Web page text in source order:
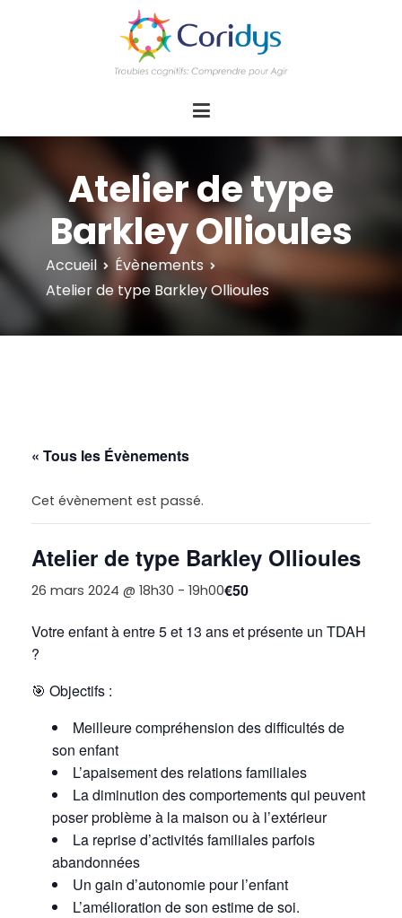
d'actions Information Accompagnement
Innovation/E­xpertise Formations autour des
troubles cognitifs dys ou acquis
Atelier de type
Barkley Ollioules
Accueil
Évènements
Atelier de type Barkley Ollioules
« Tous les Évènements
Cet évènement est passé.
Atelier de type Barkley Ollioules
26 mars 2024 @ 18h30 - 19h00€50
Votre enfant à entre 5 et 13 ans et présente un TDAH
?
🎯 Objectifs :
Meilleure compréhension des difficultés de
son enfant
L’apaisement des relations familiales
La diminution des comportements qui peuvent
poser problème à la maison ou à l’extérieur
La reprise d’activités familiales parfois
abandonnées
Un gain d’autonomie pour l’enfant
L’amélioration de son estime de soi.